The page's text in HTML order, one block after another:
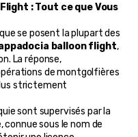
: Tout ce que Vous
se posent la plupart des
balloon flight,
La réponse,
de montgolfières
strictement
sont supervisés par la
connue sous le nom de